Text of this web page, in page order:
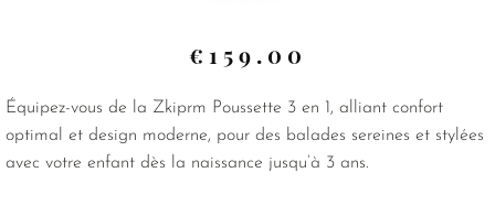
€ 159.00
Équipez-vous de la Zkiprm Poussette 3 en 1, alliant confort
optimal et design moderne, pour des balades sereines et stylées
avec votre enfant dès la naissance jusqu’à 3 ans.